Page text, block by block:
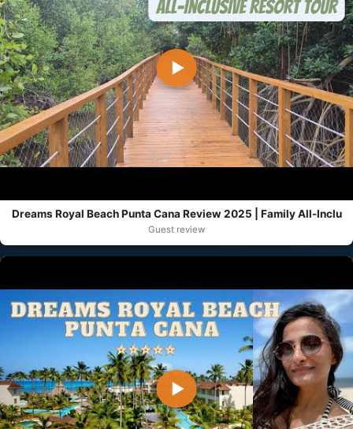
▶
Dreams Royal Beach Punta Cana Review 2025 | Family All-Inclu
Guest review
▶